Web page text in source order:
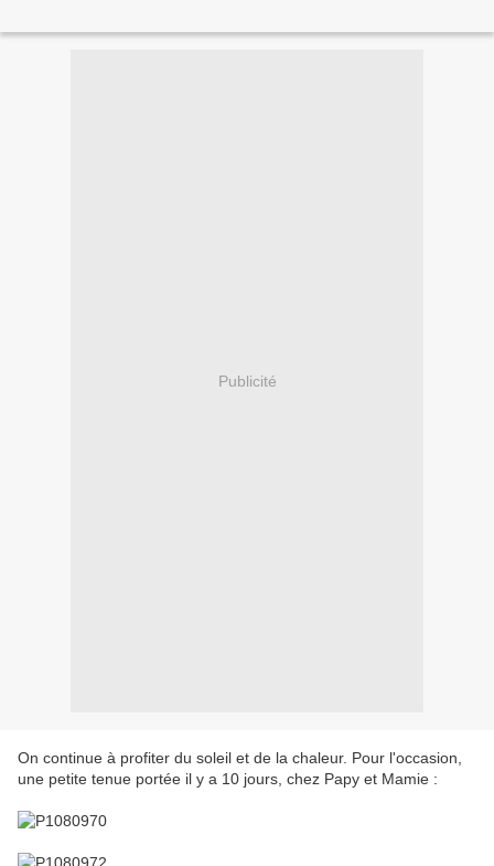
Publicité
On continue à profiter du soleil et de la chaleur. Pour l'occasion,
une petite tenue portée il y a 10 jours, chez Papy et Mamie :